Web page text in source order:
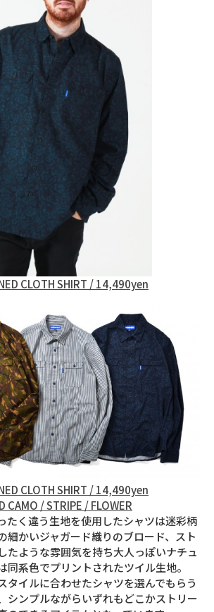
CLOTH SHIRT / 14,490yen
CLOTH SHIRT / 14,490yen
CAMO / STRIPE / FLOWER
たく違う生地を使用したシャツは迷彩柄
細かいジャガード織りのブロード、スト
たような雰囲気を持ち大人っぽいナチュ
同系色でプリントされたツイル生地。
タイルに合わせたシャツを選んでもらう
シンプルながらいずれもどこかストリー